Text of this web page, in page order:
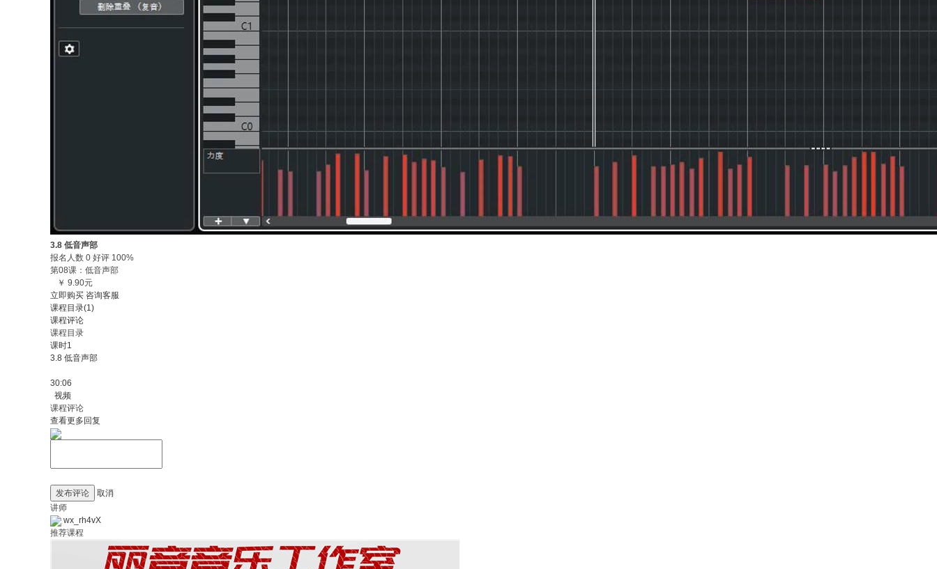
3.8 低音声部
报名人数 0 好评 100%
第08课：低音声部
￥ 9.90元
立即购买 咨询客服
课程目录(1)
课程评论
课程目录
课时1
3.8 低音声部
30:06
视频
课程评论
查看更多回复
发布评论
取消
讲师
wx_rh4vX
推荐课程